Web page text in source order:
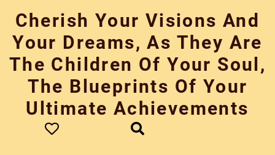
content
Cherish Your Visions And
Your Dreams, As They Are
The Children Of Your Soul,
The Blueprints Of Your
Ultimate Achievements